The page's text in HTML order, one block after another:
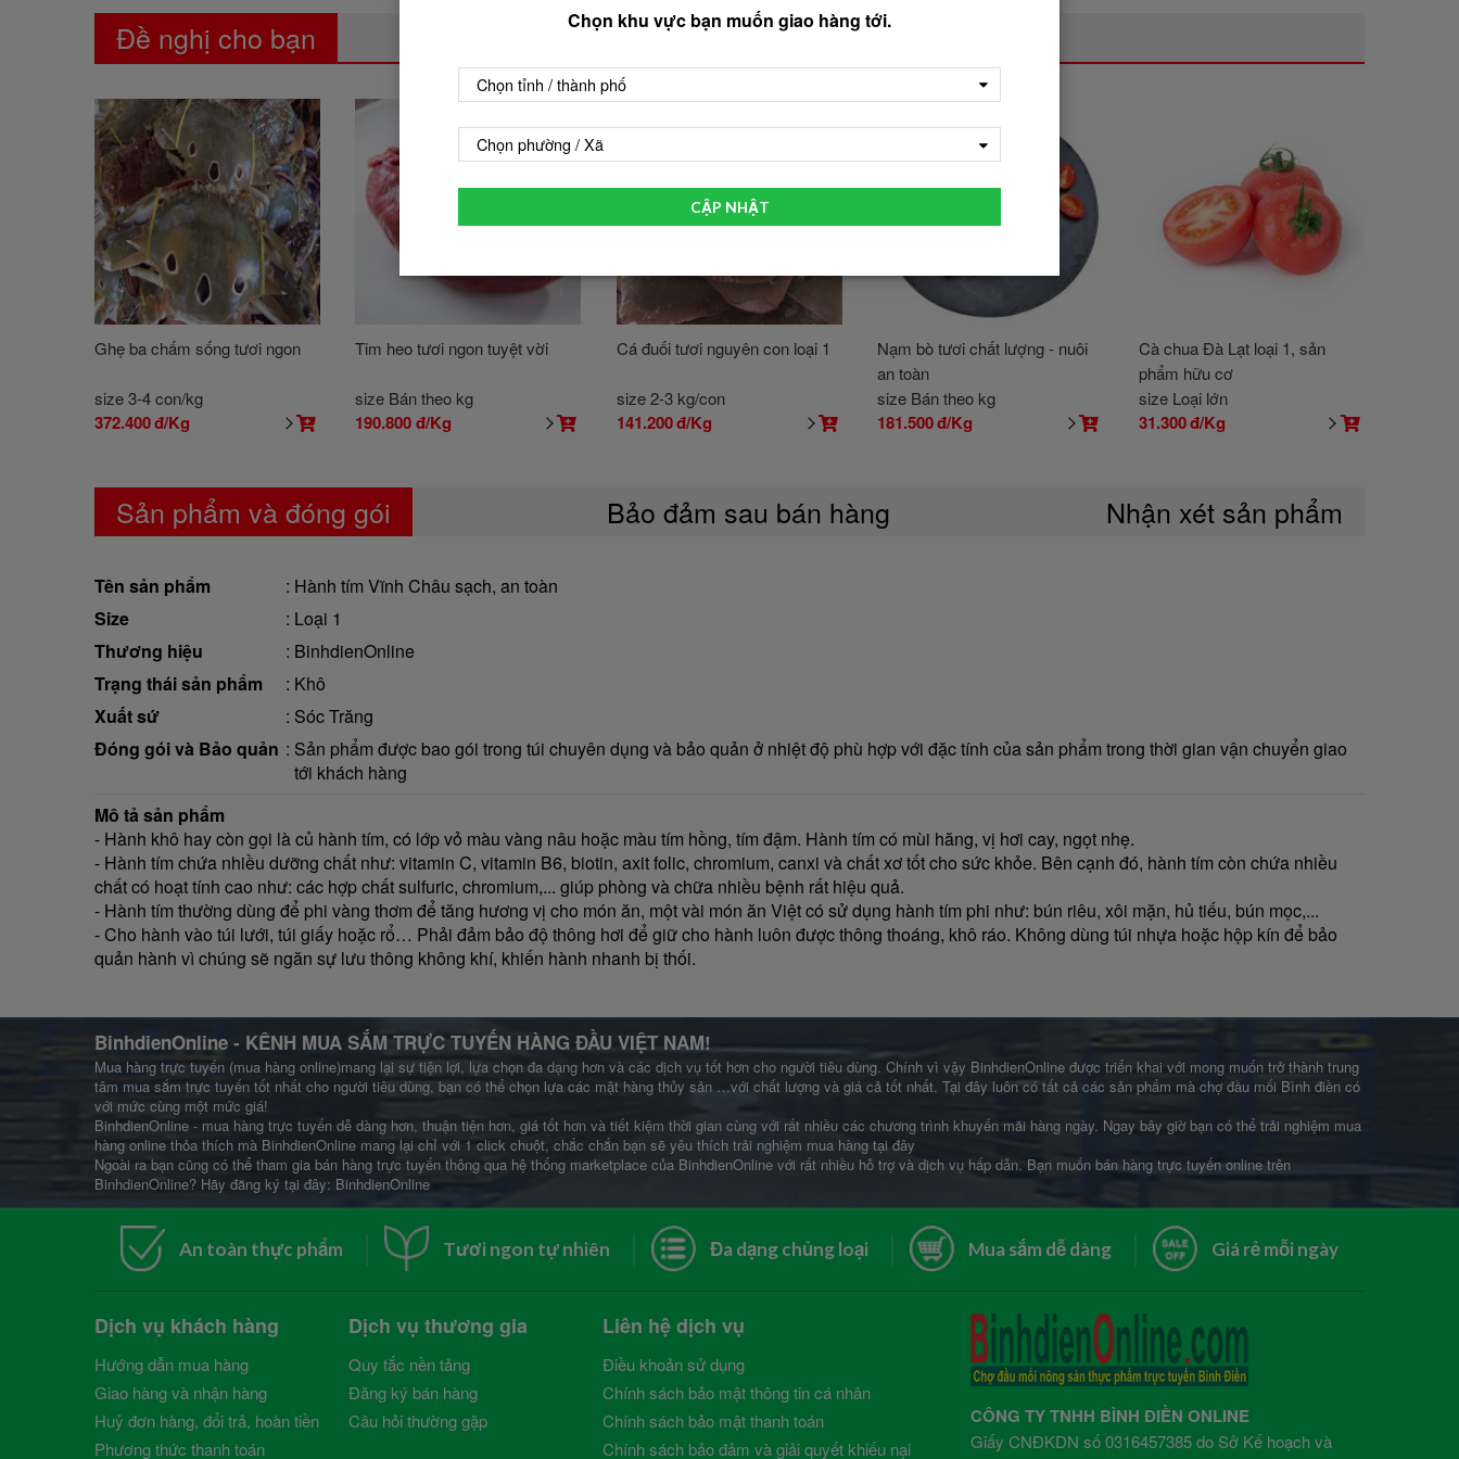
Đề nghị cho bạn
Ghẹ ba chấm sống tươi ngon
size 3-4 con/kg
372.400đ/Kg
Tim heo tươi ngon tuyệt vời
size Bán theo kg
190.800đ/Kg
Cá đuối tươi nguyên con loại 1
size 2-3 kg/con
141.200đ/Kg
Nạm bò tươi chất lượng - nuôi
an toàn
size Bán theo kg
181.500đ/Kg
Cà chua Đà Lạt loại 1, sản
phẩm hữu cơ
size Loại lớn
31.300đ/Kg
Sản phẩm và đóng gói Bảo đảm sau bán hàng Nhận xét sản phẩm
Tên sản phẩm
Hành tím Vĩnh Châu sạch, an toàn
Size
Loại 1
Thương hiệu
BinhdienOnline
Trạng thái sản phẩm
Khô
Xuất sứ
Sóc Trăng
Đóng gói và Bảo quản
Sản phẩm được bao gói trong túi chuyên dụng và bảo quản ở nhiệt độ phù hợp với đặc tính của sản phẩm trong thời gian vận chuyển giao
tới khách hàng
Mô tả sản phẩm
- Hành khô hay còn gọi là củ hành tím, có lớp vỏ màu vàng nâu hoặc màu tím hồng, tím đậm. Hành tím có mùi hăng, vị hơi cay, ngọt nhẹ.
- Hành tím chứa nhiều dưỡng chất như: vitamin C, vitamin B6, biotin, axit folic, chromium, canxi và chất xơ tốt cho sức khỏe. Bên cạnh đó, hành tím còn chứa nhiều
chất có hoạt tính cao như: các hợp chất sulfuric, chromium,... giúp phòng và chữa nhiều bệnh rất hiệu quả.
- Hành tím thường dùng để phi vàng thơm để tăng hương vị cho món ăn, một vài món ăn Việt có sử dụng hành tím phi như: bún riêu, xôi mặn, hủ tiếu, bún mọc,...
- Cho hành vào túi lưới, túi giấy hoặc rổ… Phải đảm bảo độ thông hơi để giữ cho hành luôn được thông thoáng, khô ráo. Không dùng túi nhựa hoặc hộp kín để bảo
quản hành vì chúng sẽ ngăn sự lưu thông không khí, khiến hành nhanh bị thối.
BinhdienOnline - KÊNH MUA SẮM TRỰC TUYẾN HÀNG ĐẦU VIỆT NAM!
Mua hàng trực tuyến (mua hàng online)mang lại sự tiện lợi, lựa chọn đa dạng hơn và các dịch vụ tốt hơn cho người tiêu dùng. Chính vì vậy BinhdienOnline được triển khai với mong muốn trở thành trung
tâm mua sắm trực tuyến tốt nhất cho người tiêu dùng, bạn có thể chọn lựa các mặt hàng thủy sản …với chất lượng và giá cả tốt nhất. Tại đây luôn có tất cả các sản phẩm mà chợ đầu mối Bình điền có
với mức cùng một mức giá!
BinhdienOnline - mua hàng trực tuyến dễ dàng hơn, thuận tiện hơn, giá tốt hơn và tiết kiệm thời gian cùng với rất nhiều các chương trình khuyến mãi hàng ngày. Ngay bây giờ bạn có thể trải nghiệm mua
hàng online thỏa thích mà BinhdienOnline mang lại chỉ với 1 click chuột, chắc chắn bạn sẽ yêu thích trải nghiệm mua hàng tại đây
Ngoài ra bạn cũng có thể tham gia bán hàng trực tuyến thông qua hệ thống marketplace của BinhdienOnline với rất nhiều hỗ trợ và dịch vụ hấp dẫn. Bạn muốn bán hàng trực tuyến online trên
BinhdienOnline? Hãy đăng ký tại đây: BinhdienOnline
An toàn thực phẩm Tươi ngon tự nhiên Đa dạng chủng loại Mua sắm dễ dàng Giá rẻ mỗi ngày
Dịch vụ khách hàng
Hướng dẫn mua hàng
Giao hàng và nhận hàng
Huỷ đơn hàng, đổi trả, hoàn tiền
Phương thức thanh toán
Dịch vụ thương gia
Quy tắc nền tảng
Đăng ký bán hàng
Câu hỏi thường gặp
Liên hệ dịch vụ
Điều khoản sử dụng
Chính sách bảo mật thông tin cá nhân
Chính sách bảo mật thanh toán
Chính sách bảo đảm và giải quyết khiếu nại
CÔNG TY TNHH BÌNH ĐIỀN ONLINE
Giấy CNĐKDN số 0316457385 do Sở Kế hoạch và
Chọn khu vực bạn muốn giao hàng tới.
Chọn tỉnh / thành phố
Chọn phường / Xã
CẬP NHẬT